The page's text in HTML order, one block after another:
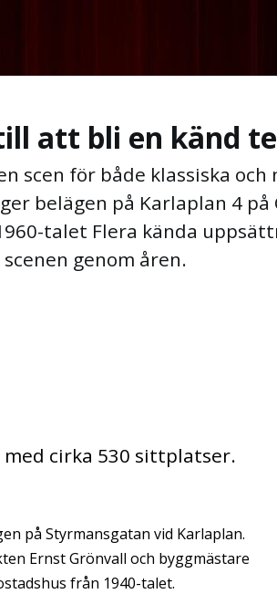
att bli en känd
scen för både klassiska
belägen på Karlaplan 4
talet Flera kända
genom åren.
cirka 530 sittplatser.
på Styrmansgatan vid Karlaplan.
Ernst Grönvall och byggmästare
från 1940-talet.